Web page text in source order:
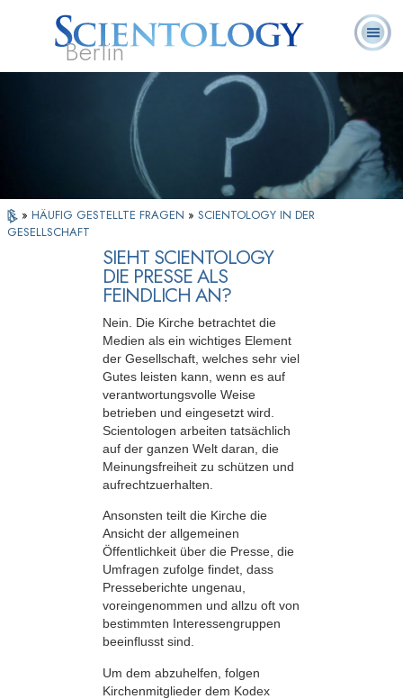
Berlin
Was ist
Scientology?
Ehrenamtliche
Geistliche
Häufig
gestellte
Fragen
» HÄUFIG GESTELLTE FRAGEN » SCIENTOLOGY IN DER
GESELLSCHAFT
SIEHT SCIENTOLOGY
DIE PRESSE ALS
FEINDLICH AN?
Nein. Die Kirche betrachtet die
Medien als ein wichtiges Element
der Gesellschaft, welches sehr viel
Gutes leisten kann, wenn es auf
verantwortungsvolle Weise
betrieben und eingesetzt wird.
Scientologen arbeiten tatsächlich
auf der ganzen Welt daran, die
Meinungsfreiheit zu schützen und
aufrechtzuerhalten.
Ansonsten teilt die Kirche die
Ansicht der allgemeinen
Öffentlichkeit über die Presse, die
Umfragen zufolge findet, dass
Presseberichte ungenau,
voreingenommen und allzu oft von
bestimmten Interessengruppen
beeinflusst sind.
Um dem abzuhelfen, folgen
Kirchenmitglieder dem Kodex